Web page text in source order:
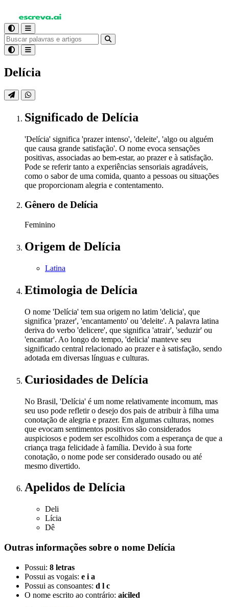
Delícia
Significado de Delícia
'Delícia' significa 'prazer intenso', 'deleite', 'algo ou alguém
que causa grande satisfação'. O nome evoca sensações
positivas, associadas ao bem-estar, ao prazer e à satisfação.
Pode se referir tanto a experiências sensoriais agradáveis,
como o sabor de uma comida, quanto a pessoas ou situações
que proporcionam alegria e contentamento.
Gênero de Delícia
Feminino
Origem de Delícia
Latina
Etimologia de Delícia
O nome 'Delícia' tem sua origem no latim 'delicia', que
significa 'prazer', 'encantamento' ou 'deleite'. A palavra latina
deriva do verbo 'delicere', que significa 'atrair', 'seduzir' ou
'encantar'. Ao longo do tempo, 'delicia' manteve seu
significado central relacionado ao prazer e à satisfação, sendo
adotada em diversas línguas e culturas.
Curiosidades de Delícia
No Brasil, 'Delícia' é um nome relativamente incomum, mas
seu uso pode refletir o desejo dos pais de atribuir à filha uma
conotação de alegria e prazer. Em algumas culturas, nomes
que evocam sentimentos positivos são considerados
auspiciosos e podem ser escolhidos com a esperança de que a
criança traga felicidade à família. Devido à sua forte
conotação, o nome pode ser considerado ousado ou até
mesmo divertido.
Apelidos de Delícia
Deli
Lícia
Dê
Outras informações sobre o nome Delícia
Possui: 8 letras
Possui as vogais: e i a
Possui as consoantes: d l c
O nome escrito ao contrário: aiciled